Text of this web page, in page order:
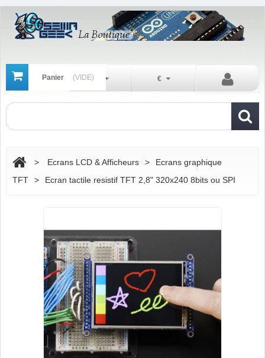
Panier (VIDE) €
Fr
> Ecrans LCD & Afficheurs >
Ecrans graphique
TFT
> Ecran tactile resistif TFT 2,8" 320x240 8bits ou SPI